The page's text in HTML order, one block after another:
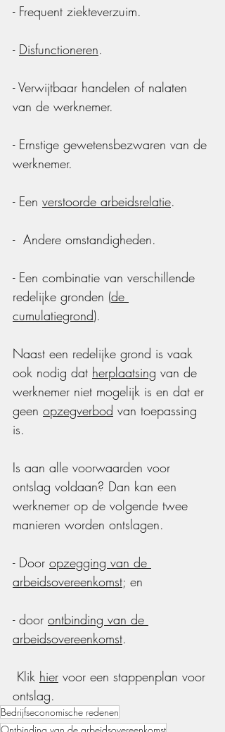
- Frequent ziekteverzuim.
- Disfunctioneren.
- Verwijtbaar handelen of nalaten
van de werknemer.
- Ernstige gewetensbezwaren van de
werknemer.
- Een verstoorde arbeidsrelatie.
-  Andere omstandigheden.
- Een combinatie van verschillende
redelijke gronden (de
cumulatiegrond).
Naast een redelijke grond is vaak
ook nodig dat herplaatsing van de
werknemer niet mogelijk is en dat er
geen opzegverbod van toepassing
is.
Is aan alle voorwaarden voor
ontslag voldaan? Dan kan een
werknemer op de volgende twee
manieren worden ontslagen.
- Door opzegging van de
arbeidsovereenkomst; en
- door ontbinding van de
arbeidsovereenkomst.
Klik hier voor een stappenplan voor
ontslag.
Bedrijfseconomische redenen